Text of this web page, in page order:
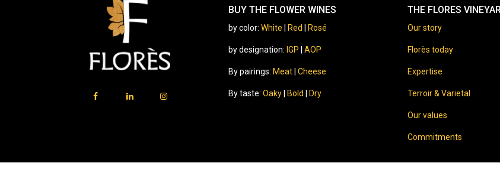
BUY THE FLOWER WINES
by color: White Red Rosé
by designation: IGP AOP
By pairings: Meat| Cheese
By taste: Oaky Bold Dry
THE FLORES
Our story
Florès today
Expertise
Terroir & Varietal
Our values
Commitments